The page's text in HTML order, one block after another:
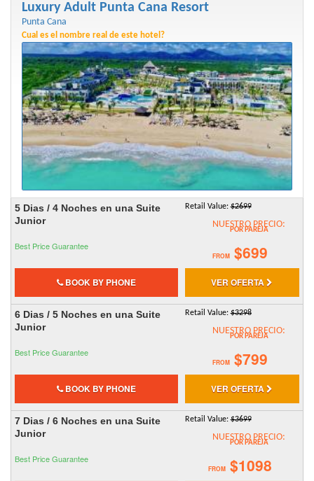
Luxury Adult Punta Cana Resort
Punta Cana
Cual es el nombre real de este hotel?
5 Dias / 4 Noches en una Suite
Junior
Best Price Guarantee
Retail Value:$2699
NUESTRO PRECIO:
POR PAREJA
FROM $699
BOOK BY PHONE VER OFERTA
6 Dias / 5 Noches en una Suite
Junior
Best Price Guarantee
Retail Value:$3298
NUESTRO PRECIO:
POR PAREJA
FROM $799
BOOK BY PHONE VER OFERTA
7 Dias / 6 Noches en una Suite
Junior
Best Price Guarantee
Retail Value:$3699
NUESTRO PRECIO:
POR PAREJA
FROM $1098